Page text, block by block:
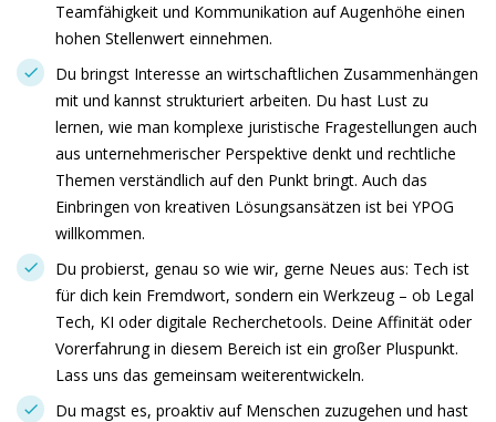
Teamfähigkeit und Kommunikation auf Augenhöhe einen
hohen Stellenwert einnehmen.
Du bringst Interesse an wirtschaftlichen Zusammenhängen
mit und kannst strukturiert arbeiten. Du hast Lust zu
lernen, wie man komplexe juristische Fragestellungen auch
aus unternehmerischer Perspektive denkt und rechtliche
Themen verständlich auf den Punkt bringt. Auch das
Einbringen von kreativen Lösungsansätzen ist bei YPOG
willkommen.
Du probierst, genau so wie wir, gerne Neues aus: Tech ist
für dich kein Fremdwort, sondern ein Werkzeug – ob Legal
Tech, KI oder digitale Recherchetools. Deine Affinität oder
Vorerfahrung in diesem Bereich ist ein großer Pluspunkt.
Lass uns das gemeinsam weiterentwickeln.
Du magst es, proaktiv auf Menschen zuzugehen und hast